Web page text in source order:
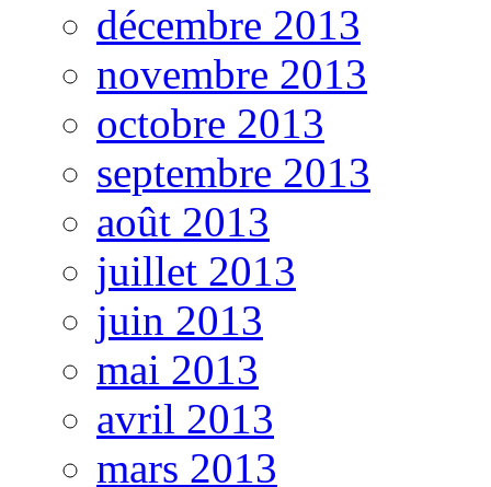
décembre 2013
novembre 2013
octobre 2013
septembre 2013
août 2013
juillet 2013
juin 2013
mai 2013
avril 2013
mars 2013